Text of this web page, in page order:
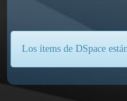
Los ítems de DSpace